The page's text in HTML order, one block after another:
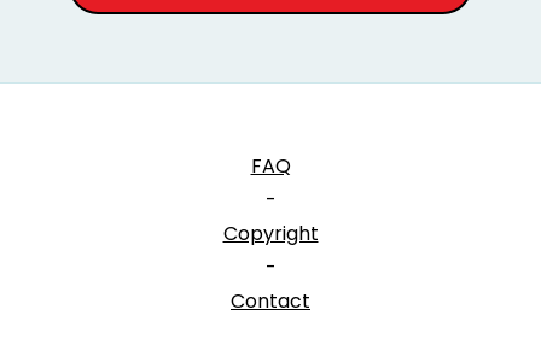
FAQ
-
Copyright
-
Contact